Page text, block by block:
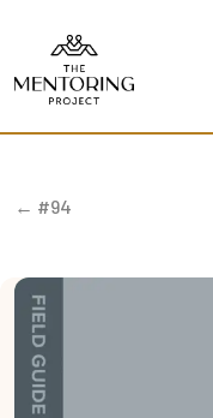
← #94